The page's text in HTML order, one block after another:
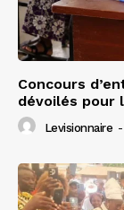
Concours
dévoilés pour
Levisionnaire -